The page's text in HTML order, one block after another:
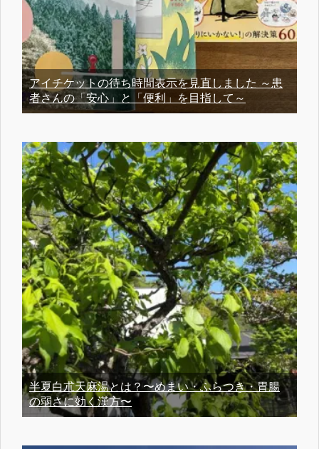
アイチケットの待ち時間表示を見直しました ～患
者さんの「安心」と「便利」を目指して～
半夏白朮天麻湯とは？〜めまい・ふらつき・胃腸
の弱さに効く漢方〜